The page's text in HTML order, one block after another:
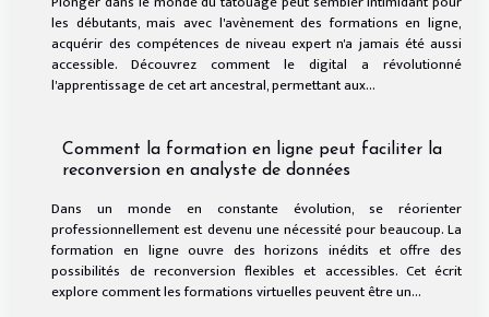
les débutants, mais avec l'avènement des formations en ligne,
acquérir des compétences de niveau expert n'a jamais été aussi
accessible. Découvrez comment le digital a révolutionné
l'apprentissage de cet art ancestral, permettant aux...
Comment la formation en ligne peut faciliter la
reconversion en analyste de données
Dans un monde en constante évolution, se réorienter
professionnellement est devenu une nécessité pour beaucoup. La
formation en ligne ouvre des horizons inédits et offre des
possibilités de reconversion flexibles et accessibles. Cet écrit
explore comment les formations virtuelles peuvent être un...